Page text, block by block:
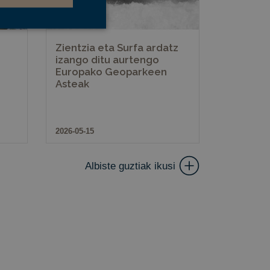
Zientzia eta Surfa ardatz
izango ditu aurtengo
Europako Geoparkeen
Asteak
2026-05-15
Albiste guztiak ikusi
erabiltzaileen
gabe.
para recordar